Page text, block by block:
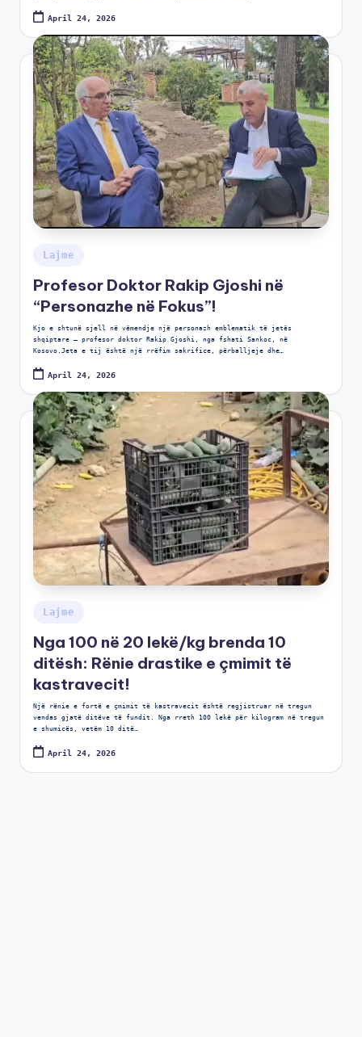
April 24, 2026
Lajme
Profesor Doktor Rakip Gjoshi në
“Personazhe në Fokus”!
Kjo e shtunë sjell në vëmendje një personazh emblematik të jetës
shqiptare – profesor doktor Rakip Gjoshi, nga fshati Sankoc, në
Kosovo.Jeta e tij është një rrëfim sakrifice, përballjeje dhe…
April 24, 2026
Lajme
Nga 100 në 20 lekë/kg brenda 10
ditësh: Rënie drastike e çmimit të
kastravecit!
Një rënie e fortë e çmimit të kastravecit është regjistruar në tregun
vendas gjatë ditëve të fundit. Nga rreth 100 lekë për kilogram në tregun
e shumicës, vetëm 10 ditë…
April 24, 2026